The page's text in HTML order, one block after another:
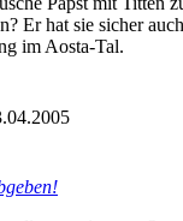
Er hat sie sicher
im Aosta-Tal.